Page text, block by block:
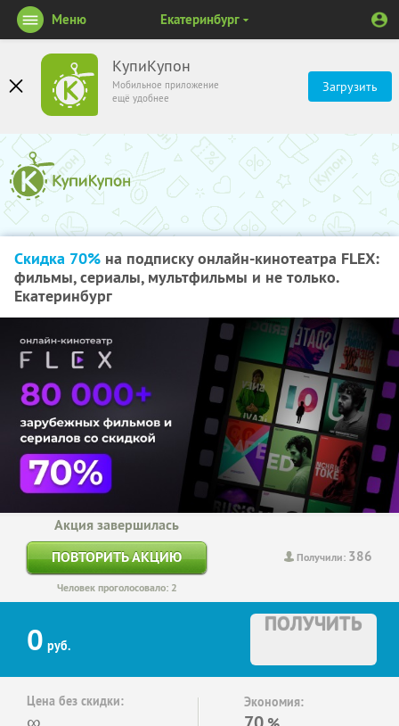
КупиКупон
Мобильное приложение
ещё удобнее
Загрузить
Меню Екатеринбург
Скидка 70% на подписку онлайн-кинотеатра FLEX:
фильмы, сериалы, мультфильмы и не только.
Екатеринбург
Получили: 386
Акция завершилась
ПОВТОРИТЬ АКЦИЮ
Человек проголосовало: 2
0 руб.
ПОЛУЧИТЬ
Цена без скидки: Экономия: